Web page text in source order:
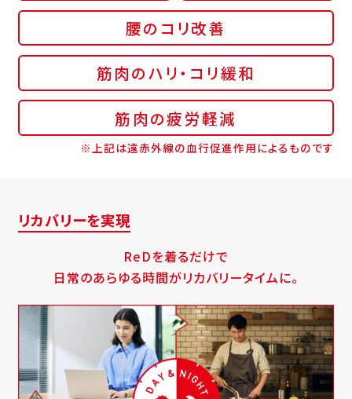
腰のコリ改善
筋肉のハリ・コリ緩和
筋肉の疲労軽減
※上記は遠赤外線の血行促進作用によるものです
リカバリーを実現
ReDを着るだけで
日常のあらゆる時間がリカバリータイムに。